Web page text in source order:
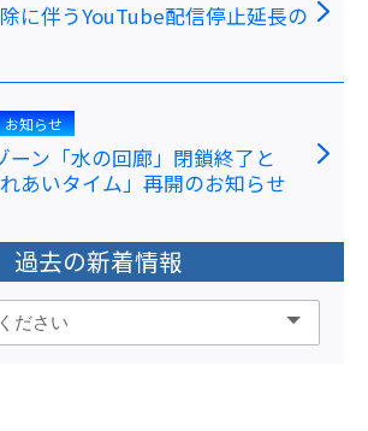
に伴うYouTube配信停止延長の
お知らせ
ーン「水の回廊」閉鎖終了と
れあいタイム」再開のお知らせ
過去の新着情報